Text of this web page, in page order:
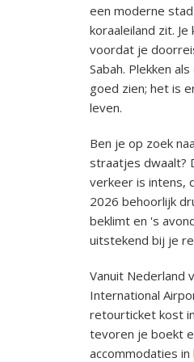
een moderne
koraaleiland zit.
voordat je
Sabah. Plekken
goed zien; het is
leven.
Ben je op zoek
straatjes dwaalt?
verkeer is intens,
2026 behoorlijk
beklimt en 's
uitstekend bij je
Vanuit Nederland
International
retourticket kost
tevoren je boekt
accommodaties